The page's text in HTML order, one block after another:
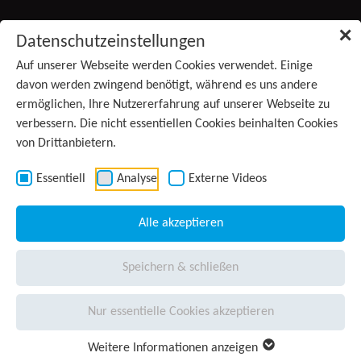
✕
Datenschutzeinstellungen
Auf unserer Webseite werden Cookies verwendet. Einige
davon werden zwingend benötigt, während es uns andere
ermöglichen, Ihre Nutzererfahrung auf unserer Webseite zu
verbessern. Die nicht essentiellen Cookies beinhalten Cookies
von Drittanbietern.
Essentiell Analyse Externe Videos
Alle akzeptieren
Speichern & schließen
Nur essentielle Cookies akzeptieren
Weitere Informationen anzeigen
Produkte
(aktiv)
Services
Unternehmen
Presse
Karriere